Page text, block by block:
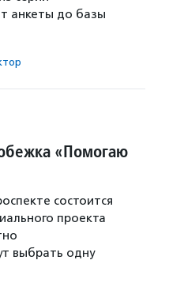
анкеты до базы
«Помогаю
состоится
проекта
выбрать одну